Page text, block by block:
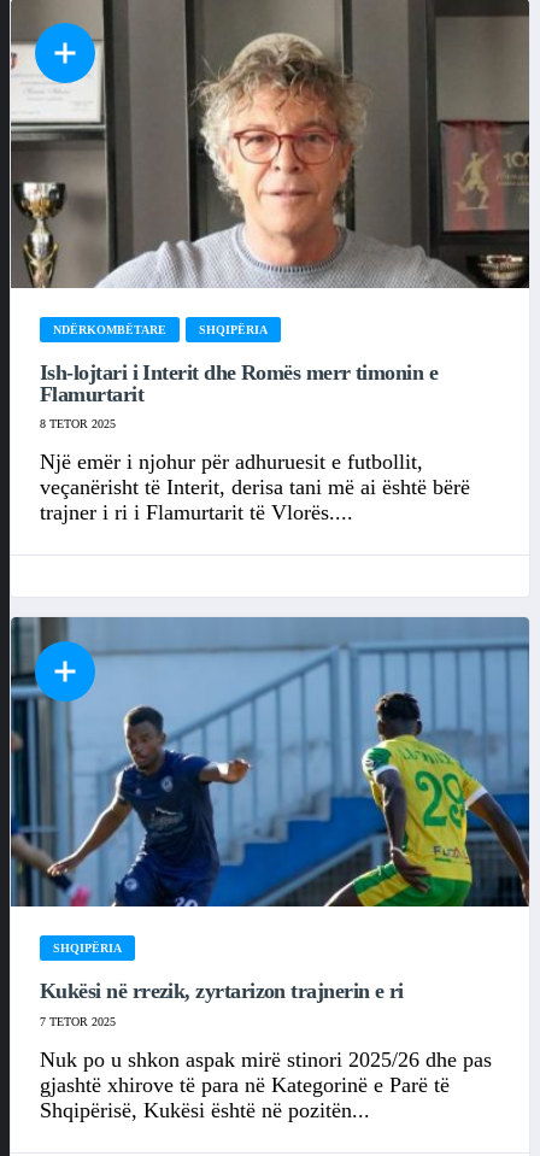
NDËRKOMBËTARE SHQIPËRIA
Ish-lojtari i Interit dhe Romës merr timonin e
Flamurtarit
8 TETOR 2025
Një emër i njohur për adhuruesit e futbollit,
veçanërisht të Interit, derisa tani më ai është bërë
trajner i ri i Flamurtarit të Vlorës....
SHQIPËRIA
Kukësi në rrezik, zyrtarizon trajnerin e ri
7 TETOR 2025
Nuk po u shkon aspak mirë stinori 2025/26 dhe pas
gjashtë xhirove të para në Kategorinë e Parë të
Shqipërisë, Kukësi është në pozitën...